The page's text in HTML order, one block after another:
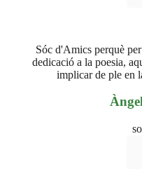
Sóc d'Amics perquè
dedicació a la poesia,
implicar de ple en